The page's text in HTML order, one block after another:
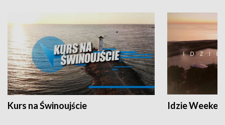
Kurs na Świnoujście Idzie